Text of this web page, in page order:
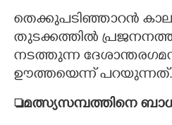
തെക്കുപടിഞ്ഞാറൻ
തുടക്കത്തിൽ
നടത്തുന്ന
ഊത്തയെന്ന് പറയുന്നത്.
മത്സ്യസമ്പത്തിനെ